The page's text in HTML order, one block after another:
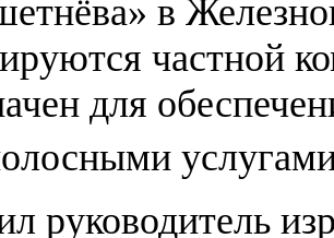
в
частной
для
руководитель